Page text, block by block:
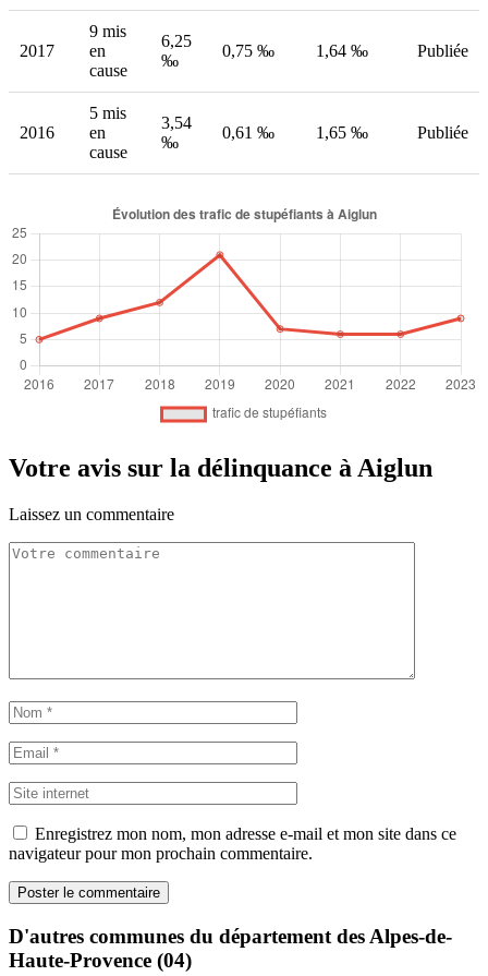
2017
9 mis
en
cause
6,25
‰
0,75 ‰ 1,64 ‰ Publiée
2016
5 mis
en
cause
3,54
‰
0,61 ‰ 1,65 ‰ Publiée
Votre avis sur la délinquance à Aiglun
Laissez un commentaire
Enregistrez mon nom, mon adresse e-mail et mon site dans ce
navigateur pour mon prochain commentaire.
D'autres communes du département des Alpes-de-
Haute-Provence (04)